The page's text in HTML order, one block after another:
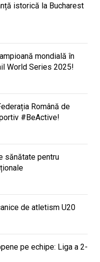
istorică la Bucharest
mondială în
World Series 2025!
Română de
#BeActive!
sănătate pentru
de atletism U20
pe echipe: Liga a 2-